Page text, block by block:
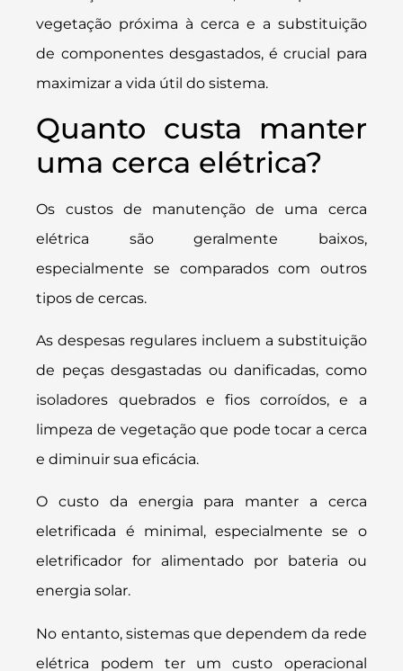
vegetação próxima à cerca e a substituição
de componentes desgastados, é crucial para
maximizar a vida útil do sistema.
Quanto custa manter
uma cerca elétrica?
Os custos de manutenção de uma cerca
elétrica são geralmente baixos,
especialmente se comparados com outros
tipos de cercas.
As despesas regulares incluem a substituição
de peças desgastadas ou danificadas, como
isoladores quebrados e fios corroídos, e a
limpeza de vegetação que pode tocar a cerca
e diminuir sua eficácia.
O custo da energia para manter a cerca
eletrificada é minimal, especialmente se o
eletrificador for alimentado por bateria ou
energia solar.
No entanto, sistemas que dependem da rede
elétrica podem ter um custo operacional